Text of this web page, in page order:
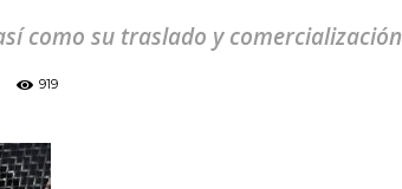
como su traslado y comercialización
919